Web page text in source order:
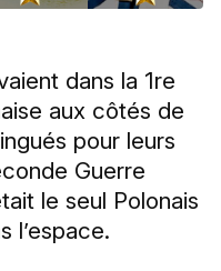
dans la 1re
aux côtés de
pour leurs
Guerre
le seul Polonais
l’espace.